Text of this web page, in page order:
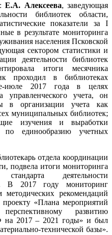
Е.А. Алексеева, заведующая
библиотек области,
показатели за I
в результате мониторинга
населения Псковской
сектором статистики и
деятельности библиотек
итоги месячника
проходил в библиотеках
июле 2017 года в целях
управленческого учета, он
в организации учета как
муниципальных библиотек;
изучения и выработки
по единообразию учетных
отдела координации
подвела итоги мониторинга
деятельности
В 2017 году мониторинг
методических рекомендаций
«Плана мероприятий
развитию
на 2017 – 2021 годы» и был
технической базы».